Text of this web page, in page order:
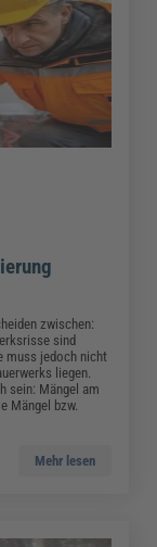
zwischen:
sind
muss jedoch nicht
liegen.
sein: Mängel am
Mängel bzw.
Mehr lesen